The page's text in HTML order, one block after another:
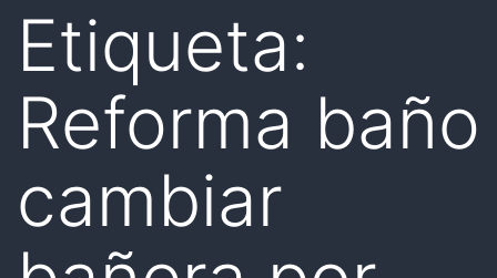
Etiqueta:
Reforma baño
cambiar